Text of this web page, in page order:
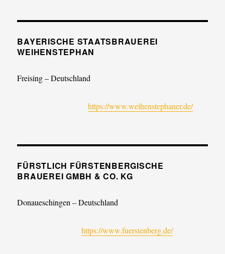
BAYERISCHE STAATSBRAUEREI
WEIHENSTEPHAN
Freising – Deutschland
https://www.weihenstephaner.de/
FÜRSTLICH FÜRSTENBERGISCHE
BRAUEREI GMBH & CO. KG
Donaueschingen – Deutschland
https://www.fuerstenberg.de/